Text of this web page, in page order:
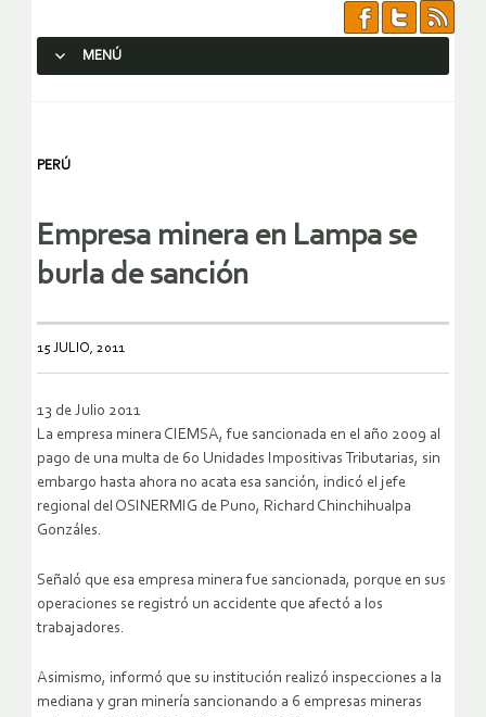
MENÚ
PERÚ
Empresa minera en Lampa se
burla de sanción
15 JULIO, 2011
13 de Julio 2011
La empresa minera CIEMSA, fue sancionada en el año 2009 al
pago de una multa de 60 Unidades Impositivas Tributarias, sin
embargo hasta ahora no acata esa sanción, indicó el jefe
regional del OSINERMIG de Puno, Richard Chinchihualpa
Gonzáles.
Señaló que esa empresa minera fue sancionada, porque en sus
operaciones se registró un accidente que afectó a los
trabajadores.
Asimismo, informó que su institución realizó inspecciones a la
mediana y gran minería sancionando a 6 empresas mineras